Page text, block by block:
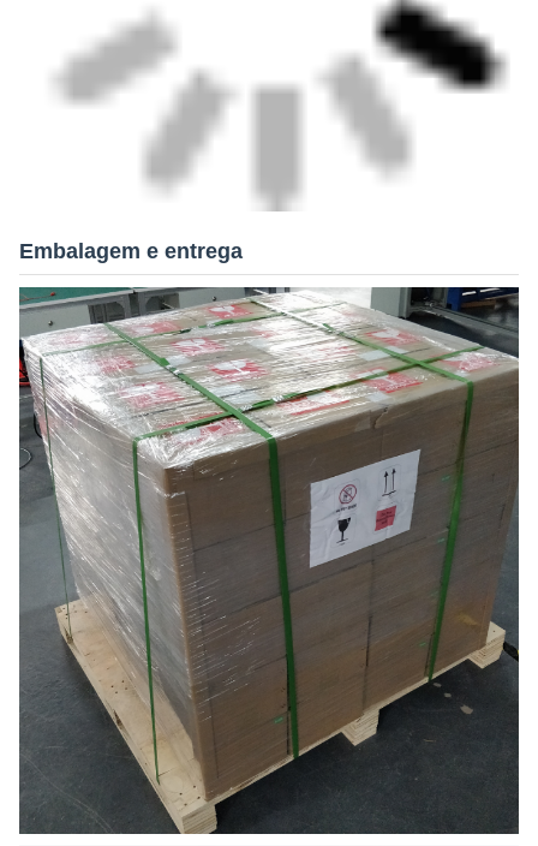
Embalagem e entrega